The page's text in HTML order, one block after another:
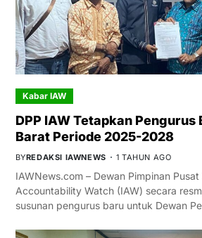
Kabar IAW
DPP IAW Tetapkan Pengurus
Barat Periode 2025-2028
BYREDAKSI IAWNEWS 1 TAHUN AGO
IAWNews.com – Dewan Pimpinan Pusat
Accountability Watch (IAW) secara
susunan pengurus baru untuk Dewan